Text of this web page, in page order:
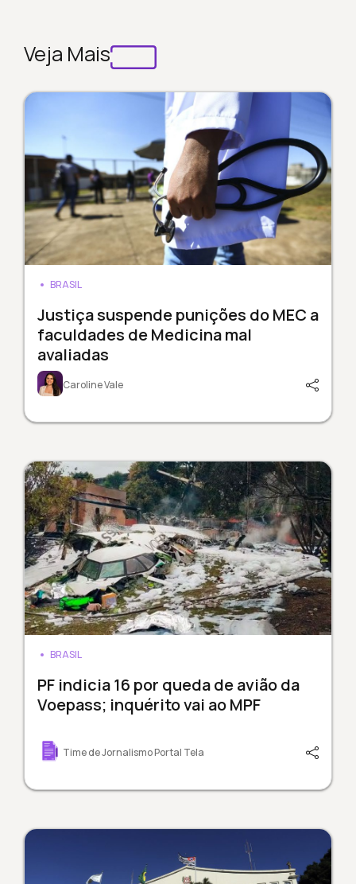
Veja Mais
BRASIL
Justiça suspende punições do MEC a
faculdades de Medicina mal
avaliadas
Caroline Vale
BRASIL
PF indicia 16 por queda de avião da
Voepass; inquérito vai ao MPF
Time de Jornalismo Portal Tela